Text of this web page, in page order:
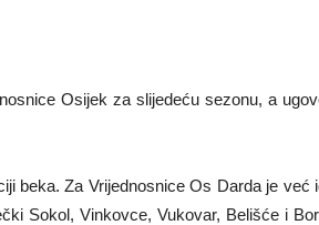
Osijek za slijedeću sezonu, a
beka. Za Vrijednosnice Os Darda je već
Sokol, Vinkovce, Vukovar, Belišće i